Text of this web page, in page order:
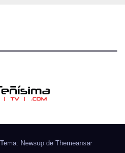
Tema: Newsup de Themeansar